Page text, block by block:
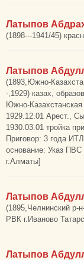
Латыпов
(1898---1941/45)
Латыпов
(1893,Южно-
-,1929) казах,
Южно-
1929.12.01 Арест.,
1930.03.01 тройка
Приговор: 3 года
основание: Указ
г.Алматы]
Латыпов
(1895,Челнинский р-
РВК г.Иваново
Латыпов